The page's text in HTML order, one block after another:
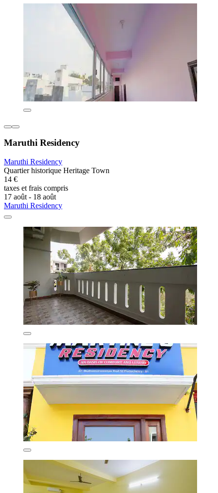
Maruthi Residency
Maruthi Residency
Quartier historique Heritage Town
14 €
taxes et frais compris
17 août - 18 août
Maruthi Residency